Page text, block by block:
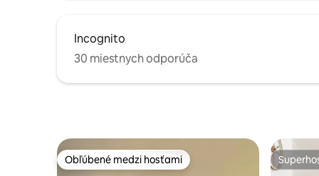
Incognito
30 miestnych odporúča
Obľúbené medzi hosťami
Obľúbené medzi hosťami